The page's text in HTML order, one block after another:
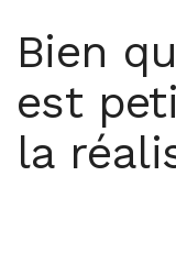
Bien
est
la